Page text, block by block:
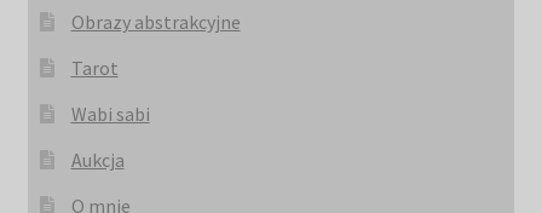
Obrazy abstrakcyjne
Tarot
Wabi sabi
Aukcja
O mnie